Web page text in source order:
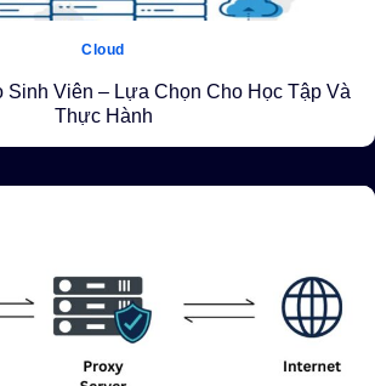
Cloud
Sinh Viên – Lựa Chọn Cho Học Tập Và
Thực Hành